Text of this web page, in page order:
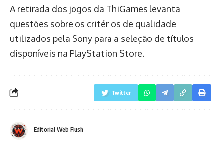
A retirada dos jogos da ThiGames levanta
questões sobre os critérios de qualidade
utilizados pela Sony para a seleção de títulos
disponíveis na PlayStation Store.
Twitter
Editorial Web Flush